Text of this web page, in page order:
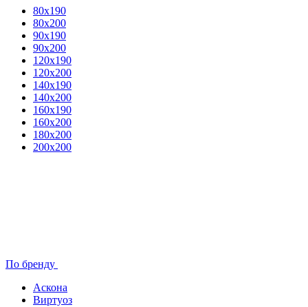
80x190
80х200
90х190
90х200
120х190
120х200
140х190
140х200
160х190
160х200
180х200
200х200
По бренду
Аскона
Виртуоз